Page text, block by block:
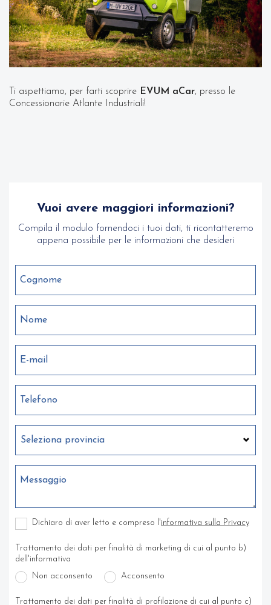
Ti aspettiamo, per farti scoprire EVUM aCar, presso le
Concessionarie Atlante Industriali!
Vuoi avere maggiori informazioni?
Compila il modulo fornendoci i tuoi dati, ti ricontatteremo
appena possibile per le informazioni che desideri
Cognome
Nome
E-mail
Telefono
Messaggio
Dichiaro di aver letto e compreso l'informativa sulla Privacy
Trattamento dei dati per finalità di marketing di cui al punto b)
dell'informativa
Non acconsento
Acconsento
Trattamento dei dati per finalità di profilazione di cui al punto c)